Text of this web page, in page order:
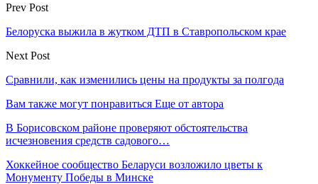
Prev Post
Белоруска выжила в жутком ДТП в Ставропольском крае
Next Post
Сравнили, как изменились цены на продукты за полгода
Вам также могут понравиться Еще от автора
В Борисовском районе проверяют обстоятельства
исчезновения средств садового…
Хоккейное сообщество Беларуси возложило цветы к
Монументу Победы в Минске